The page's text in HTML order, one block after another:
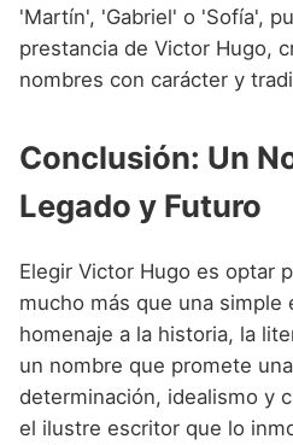
'Martín', 'Gabriel' o 'Sofía',
prestancia de Victor Hugo,
nombres con carácter y
Conclusión: Un
Legado y Futuro
Elegir Victor Hugo es optar
mucho más que una simple
homenaje a la historia, la
un nombre que promete
determinación, idealismo y
el ilustre escritor que lo